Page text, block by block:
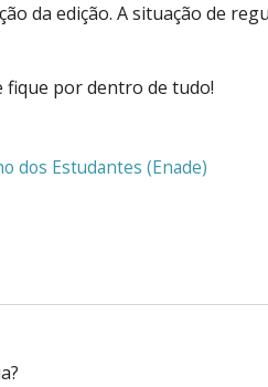
da edição. A situação de
fique por dentro de tudo!
dos Estudantes (Enade)